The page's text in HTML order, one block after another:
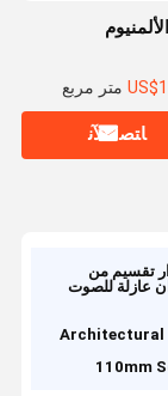
ﺎﺘﺼﻟ ﺍﻶﻧ
80 مم ، جدار تقسيم من
عازلة للصوت
Architectural
110mm